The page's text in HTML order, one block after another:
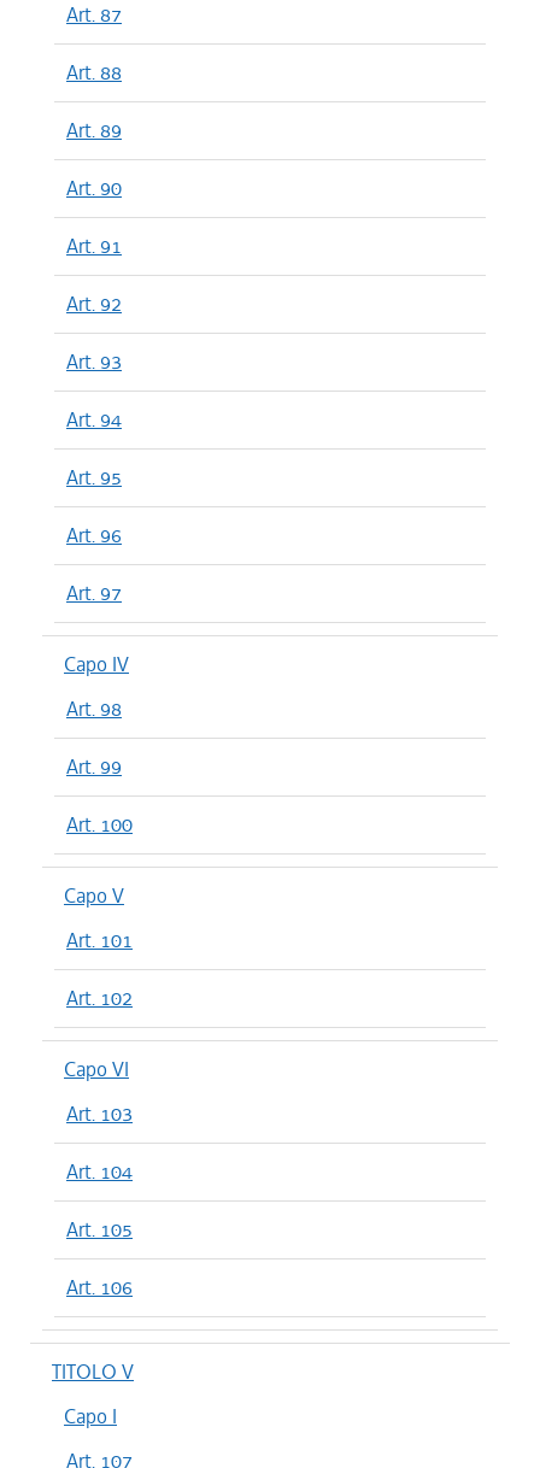
Art. 87
Art. 88
Art. 89
Art. 90
Art. 91
Art. 92
Art. 93
Art. 94
Art. 95
Art. 96
Art. 97
Capo IV
Art. 98
Art. 99
Art. 100
Capo V
Art. 101
Art. 102
Capo VI
Art. 103
Art. 104
Art. 105
Art. 106
TITOLO V
Capo I
Art. 107